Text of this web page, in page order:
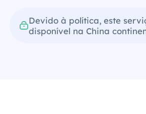
Devido à política, este
disponível na China